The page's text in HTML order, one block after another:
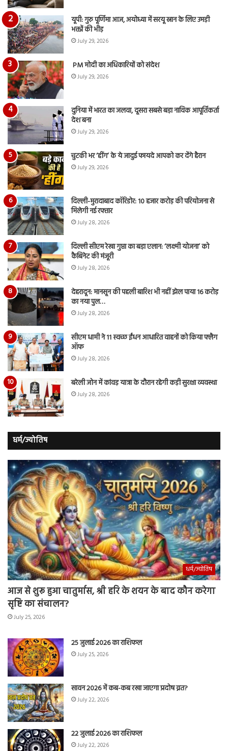
यूपी: गुरु पूर्णिमा आज, अयोध्या में सरयू स्नान के लिए उमड़ी
भक्तों की भीड़
July 29, 2026
PM मोदी का अधिकारियों को संदेश
July 29, 2026
दुनिया में भारत का जलवा, दूसरा सबसे बड़ा नाविक आपूर्तिकर्ता
देश बना
July 29, 2026
चुटकी भर ‘हींग’ के ये जादुई फायदे आपको कर देंगे हैरान
July 29, 2026
दिल्ली-मुरादाबाद कॉरिडोर: 10 हजार करोड़ की परियोजना से
मिलेगी नई रफ्तार
July 28, 2026
दिल्ली सीएम रेखा गुप्ता का बड़ा एलान: ‘लक्ष्मी योजना’ को
कैबिनेट की मंजूरी
July 28, 2026
देहरादून: मानसून की पहली बारिश भी नहीं झेल पाया 16 करोड़
का नया पुल…
July 28, 2026
सीएम धामी ने 11 स्वच्छ ईंधन आधारित वाहनों को किया फ्लैग
ऑफ
July 28, 2026
बरेली जोन में कांवड़ यात्रा के दौरान रहेगी कड़ी सुरक्षा व्यवस्था
July 28, 2026
धर्म/ज्योतिष
धर्म/ज्योतिष
आज से शुरू हुआ चातुर्मास, श्री हरि के शयन के बाद कौन करेगा
सृष्टि का संचालन?
July 25, 2026
25 जुलाई 2026 का राशिफल
July 25, 2026
सावन 2026 में कब-कब रखा जाएगा प्रदोष व्रत?
July 22, 2026
22 जुलाई 2026 का राशिफल
July 22, 2026